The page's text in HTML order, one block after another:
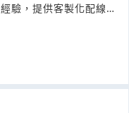
驗，提供客製化配線與